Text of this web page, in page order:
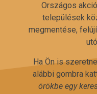
Országos
települések
megmentése,
Ha Ön is
alábbi gombra
örökbe egy